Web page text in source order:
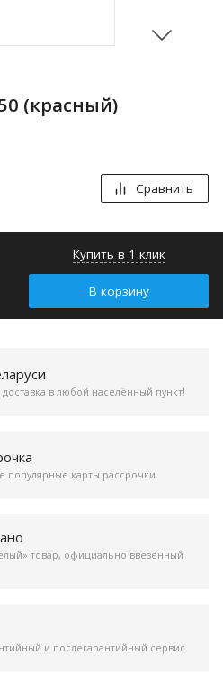
(красный)
Сравнить
Купить в 1 клик
В корзину
в любой населённый пункт!
популярные карты рассрочки
товар, официально ввезенный
и послегарантийный сервис